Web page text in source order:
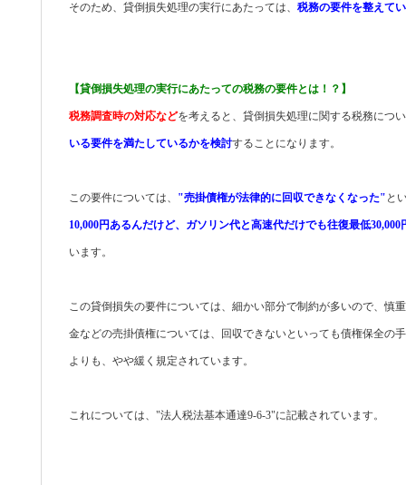
そのため、貸倒損失処理の実行にあたっては、 税務の要件を整えて
【貸倒損失処理の実行にあたっての税務の要件とは！？】
税務調査時の対応などを考えると、貸倒損失処理に関する税務につ
いる要件を満たしているかを検討することになります。
この要件については、 "売掛債権が法律的に回収できなくなった" と
10,000円あるんだけど、ガソリン代と高速代だけでも往復最低
います。
この貸倒損失の要件については、細かい部分で制約が多いので、慎
金などの売掛債権については、回収できないといっても債権保全の
よりも、やや緩く規定されています。
これについては、"法人税法基本通達9-6-3"に記載されています。